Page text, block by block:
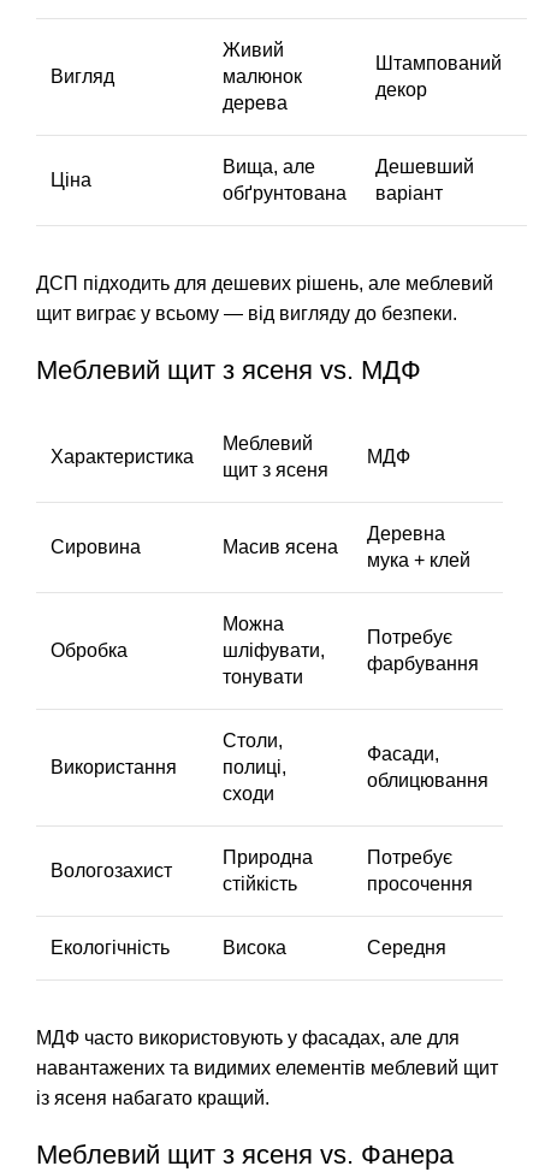
Вигляд
Живий
малюнок
дерева
Штампований
декор
Ціна
Вища, але
обґрунтована
Дешевший
варіант
ДСП підходить для дешевих рішень, але меблевий
щит виграє у всьому — від вигляду до безпеки.
Меблевий щит з ясеня vs. МДФ
Характеристика
Меблевий
щит з ясеня
МДФ
Сировина Масив ясена
Деревна
мука + клей
Обробка
Можна
шліфувати,
тонувати
Потребує
фарбування
Використання
Столи,
полиці,
сходи
Фасади,
облицювання
Вологозахист
Природна
стійкість
Потребує
просочення
Екологічність Висока Середня
МДФ часто використовують у фасадах, але для
навантажених та видимих елементів меблевий щит
із ясеня набагато кращий.
Меблевий щит з ясеня vs. Фанера